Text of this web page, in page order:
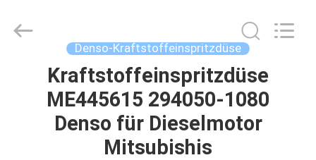
HAUSE
Parts
Denso-Kraftstoffeinspritzdüse
Kraftstoffeinspritzdüse
ME445615 294050-1080
Denso für Dieselmotor
Mitsubishis